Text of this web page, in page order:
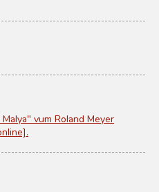
vum Roland Meyer